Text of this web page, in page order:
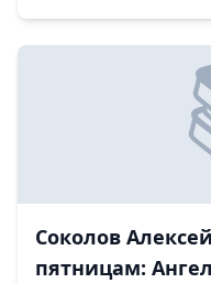
Соколов
пятницам: